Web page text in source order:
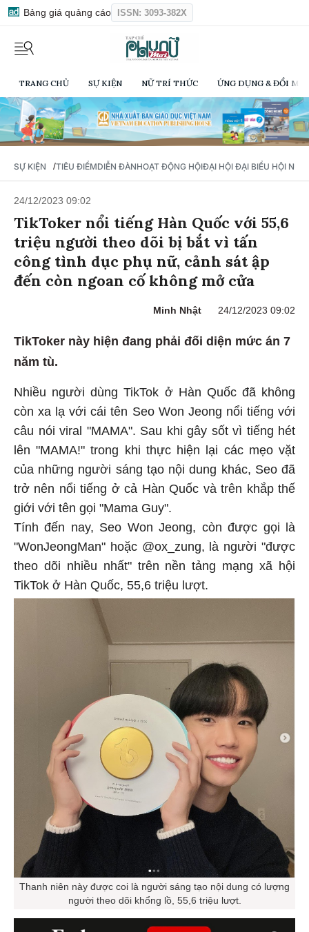
Bảng giá quảng cáo ISSN: 3093-382X
TRANG CHỦ SỰ KIỆN NỮ TRÍ THỨC ỨNG DỤNG & ĐỔI
SỰ KIỆN /TIÊU ĐIỂMDIỄN ĐÀNHOẠT ĐỘNG HỘIĐẠI HỘI ĐẠI BIỂU HỘI NỮ
24/12/2023 09:02
TikToker nổi tiếng Hàn Quốc với 55,6
triệu người theo dõi bị bắt vì tấn
công tình dục phụ nữ, cảnh sát ập
đến còn ngoan cố không mở cửa
Minh Nhật 24/12/2023 09:02
TikToker này hiện đang phải đối diện mức án 7
năm tù.
Nhiều người dùng TikTok ở Hàn Quốc đã không
còn xa lạ với cái tên Seo Won Jeong nổi tiếng với
câu nói viral "MAMA". Sau khi gây sốt vì tiếng hét
lên "MAMA!" trong khi thực hiện lại các mẹo vặt
của những người sáng tạo nội dung khác, Seo đã
trở nên nổi tiếng ở cả Hàn Quốc và trên khắp thế
giới với tên gọi "Mama Guy".
Tính đến nay, Seo Won Jeong, còn được gọi là
"WonJeongMan" hoặc @ox_zung, là người "được
theo dõi nhiều nhất" trên nền tảng mạng xã hội
TikTok ở Hàn Quốc, 55,6 triệu lượt.
Thanh niên này được coi là người sáng tạo nội dung có lượng
người theo dõi khổng lồ, 55,6 triệu lượt.